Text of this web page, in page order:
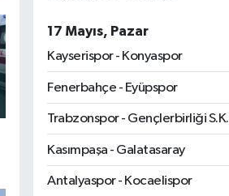
17 Mayıs, Pazar
Kayserispor - Konyaspor
Fenerbahçe - Eyüpspor
Trabzonspor - Gençlerbirliği S.K.
Kasımpaşa - Galatasaray
Antalyaspor - Kocaelispor